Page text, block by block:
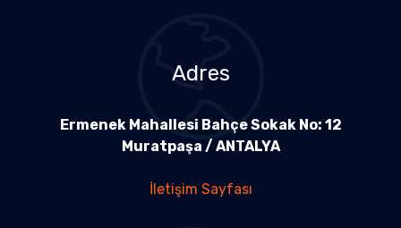
Adres
Ermenek Mahallesi Bahçe Sokak No: 12
Muratpaşa / ANTALYA
İletişim Sayfası